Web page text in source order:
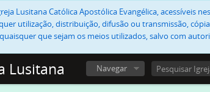
Lusitana Católica Apostólica Evangélica, acessíveis
utilização, distribuição, difusão ou transmissão,
que sejam os meios utilizados, salvo com
Lusitana Navegar